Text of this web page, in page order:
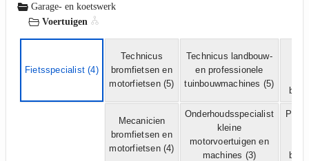
Garage- en koetswerk
Voertuigen
Fietsspecialist (4)
Technicus
bromfietsen en
motorfietsen(5)
Technicus landbouw-
en professionele
tuinbouwmachines (5)
Mecanicien
bromfietsen en
motorfietsen(4)
Onderhoudsspecialist
kleine
motorvoertuigen en
machines (3)